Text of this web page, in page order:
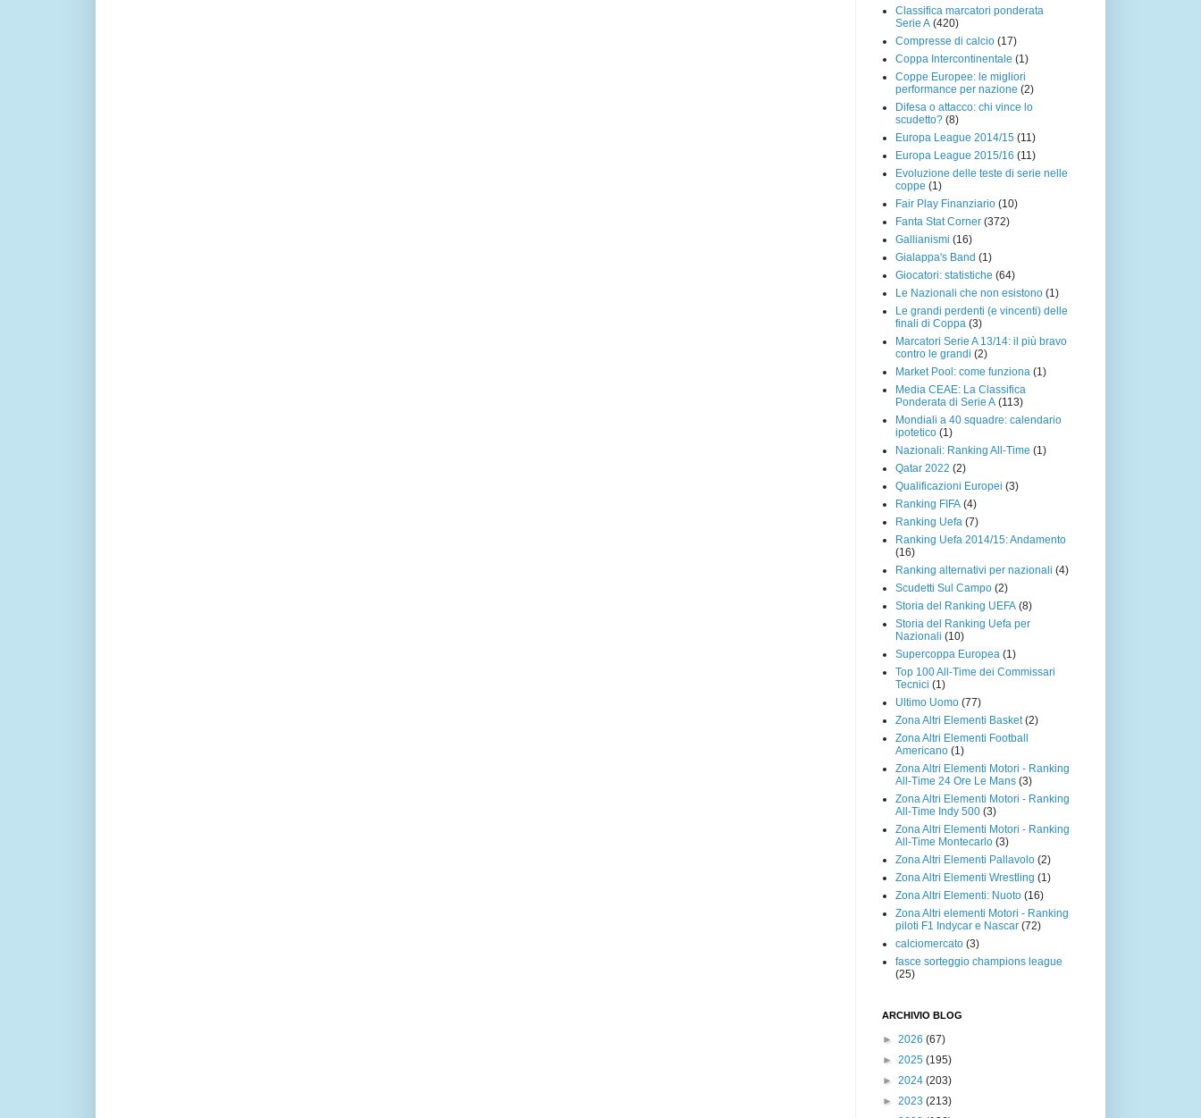
Classifica marcatori ponderata
Serie A (420)
Compresse di calcio (17)
Coppa Intercontinentale (1)
Coppe Europee: le migliori
performance per nazione (2)
Difesa o attacco: chi vince lo
scudetto? (8)
Europa League 2014/15 (11)
Europa League 2015/16 (11)
Evoluzione delle teste di serie nelle
coppe (1)
Fair Play Finanziario (10)
Fanta Stat Corner (372)
Gallianismi (16)
Gialappa's Band (1)
Giocatori: statistiche (64)
Le Nazionali che non esistono (1)
Le grandi perdenti (e vincenti) delle
finali di Coppa (3)
Marcatori Serie A 13/14: il più bravo
contro le grandi (2)
Market Pool: come funziona (1)
Media CEAE: La Classifica
Ponderata di Serie A (113)
Mondiali a 40 squadre: calendario
ipotetico (1)
Nazionali: Ranking All-Time (1)
Qatar 2022 (2)
Qualificazioni Europei (3)
Ranking FIFA (4)
Ranking Uefa (7)
Ranking Uefa 2014/15: Andamento
(16)
Ranking alternativi per nazionali (4)
Scudetti Sul Campo (2)
Storia del Ranking UEFA (8)
Storia del Ranking Uefa per
Nazionali (10)
Supercoppa Europea (1)
Top 100 All-Time dei Commissari
Tecnici (1)
Ultimo Uomo (77)
Zona Altri Elementi Basket (2)
Zona Altri Elementi Football
Americano (1)
Zona Altri Elementi Motori - Ranking
All-Time 24 Ore Le Mans (3)
Zona Altri Elementi Motori - Ranking
All-Time Indy 500 (3)
Zona Altri Elementi Motori - Ranking
All-Time Montecarlo (3)
Zona Altri Elementi Pallavolo (2)
Zona Altri Elementi Wrestling (1)
Zona Altri Elementi: Nuoto (16)
Zona Altri elementi Motori - Ranking
piloti F1 Indycar e Nascar (72)
calciomercato (3)
fasce sorteggio champions league
(25)
ARCHIVIO BLOG
► 2026 (67)
► 2025 (195)
► 2024 (203)
► 2023 (213)